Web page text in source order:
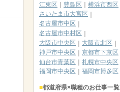
江東区
豊島区
横浜市西区
さいたま市大宮区
名古屋市中区
名古屋市中村区
大阪市中央区
大阪市北区
神戸市中央区
京都市下京区
仙台市青葉区
札幌市中央区
福岡市中央区
福岡市博多区
都道府県×職種のお仕事一覧